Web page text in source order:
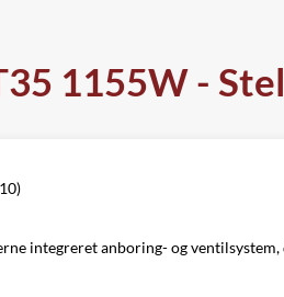
1155W -
integreret anboring- og